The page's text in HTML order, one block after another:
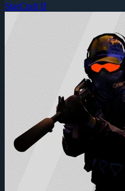
StarCraft II